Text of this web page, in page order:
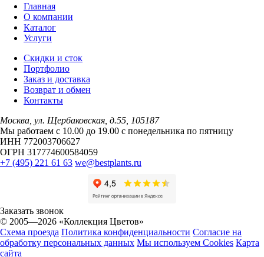
Главная
О компании
Каталог
Услуги
Скидки и сток
Портфолио
Заказ и доставка
Возврат и обмен
Контакты
Москва, ул. Щербаковская, д.55, 105187
Мы работаем с 10.00 до 19.00 c понедельника по пятницу
ИНН 772003706627
ОГРН 317774600584059
+7 (495) 221 61 63 we@bestplants.ru
Заказать звонок
© 2005—2026 «Коллекция Цветов»
Схема проезда Политика конфиденциальности Согласие на
обработку персональных данных Мы используем Cookies Карта
сайта